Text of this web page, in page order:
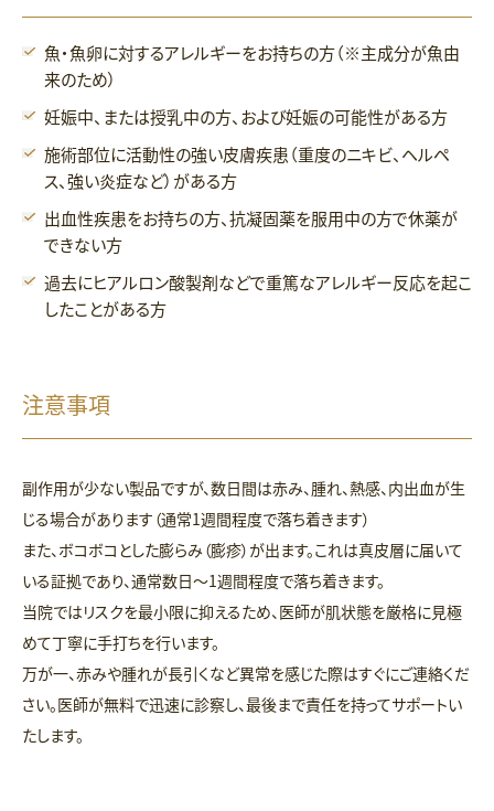
魚・魚卵に対するアレルギーをお持ちの方（※主成分が魚由
来のため）
妊娠中、または授乳中の方、および妊娠の可能性がある方
施術部位に活動性の強い皮膚疾患（重度のニキビ、ヘルペ
ス、強い炎症など）がある方
出血性疾患をお持ちの方、抗凝固薬を服用中の方で休薬が
できない方
過去にヒアルロン酸製剤などで重篤なアレルギー反応を起こ
したことがある方
注意事項
副作用が少ない製品ですが、数日間は赤み、腫れ、熱感、内出血が生
じる場合があります（通常1週間程度で落ち着きます）
また、ボコボコとした膨らみ（膨疹）が出ます。これは真皮層に届いて
いる証拠であり、通常数日〜1週間程度で落ち着きます。
当院ではリスクを最小限に抑えるため、医師が肌状態を厳格に見極
めて丁寧に手打ちを行います。
万が一、赤みや腫れが長引くなど異常を感じた際はすぐにご連絡くだ
さい。医師が無料で迅速に診察し、最後まで責任を持ってサポートい
たします。